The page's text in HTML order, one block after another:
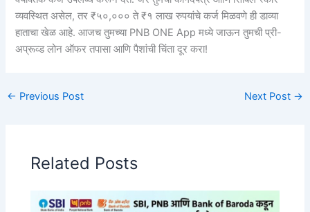
व्यवस्थित असेल, तर ₹५०,००० ते ₹१ लाख रुपयांचे कर्ज मिळवणे ही डाव्या
हाताचा खेळ आहे. आजच तुमच्या PNB ONE App मध्ये जाऊन तुमची प्री-
अप्रूव्ड लोन ऑफर तपासा आणि पैशांची चिंता दूर करा!
← Previous Post Next Post →
Related Posts